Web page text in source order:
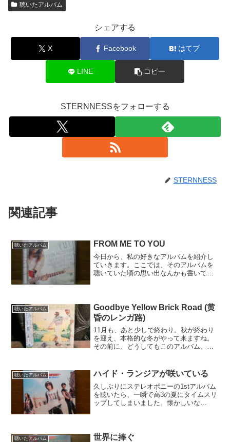
聴いたアルバム
シェアする
X Facebook はてブ
LINE コピー
STERNNESSをフォローする
STERNNESS
関連記事
聴いたアルバム FROM ME TO YOU
今日から、私の好きなアルバムを紹介し
ていきます。ここでは、そのアルバムを
聴いていた頃の思い出なんかも書いてい
聴いたアルバム
Goodbye Yellow Brick Road (黄
昏のレンガ路)
11月も、あと少しで終わり。秋が終わり
を迎え、本格的な冬がやって来ますね。
その前に、どうしてもこのアルバム、こ
Brick Road (黄昏のレンガ路)』...
聴いたアルバム ハイド・ランジアが咲いている
久しぶりにステレオポニーの1stアルバム
を聴いたら、一瞬で高3の夏にタイムスリ
ップしてしまいました。懐かしいな
た！そもそもス...
聴いたアルバム 世界に捧ぐ